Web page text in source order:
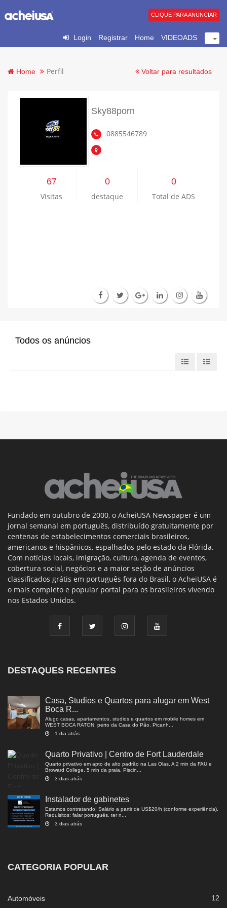
Login Registrar Home VIDEOADS
CLIQUE PARA ANUNCIAR
Home Perfil Voltar para resultados
Sky88porn
0885546789
67
Visitas
0
destaque
0
Total de ADS
Todos os anúncios
Fundado em outubro de 2000, o AcheiUSA Newspaper é um
jornal semanal em português, distribuído gratuitamente por
centenas de estabelecimentos comerciais brasileiros,
americanos e hispânicos, espalhados pelo estado da Flórida.
Com notícias locais, imigração, cultura, agenda de eventos,
cobertura social, negócios e a maior seção de anúncios
classificados grátis em português fora do Brasil, o AcheiUSA é
o mais completo e popular portal para os brasileiros vivendo
nos Estados Unidos.
DESTAQUES RECENTES
Casa, Studios e Quartos para alugar em West
Boca R...
Alugo casas, apartamentos, studios e quartos em mobile homes em
WEST BOCA RATON, perto da Casa do Pão, Picanh...
1 dia atrás
Quarto Privativo | Centro de Fort Lauderdale
Quarto privativo em apto de alto padrão na Las Olas. A 2 min da FAU e
Broward College, 5 min da praia. Piscin...
3 dias atrás
Instalador de gabinetes
Estamos contratando! Salário a partir de US$20/h (conforme experiência).
Requisitos: falar português, ter n...
3 dias atrás
CATEGORIA POPULAR
Automóveis 12